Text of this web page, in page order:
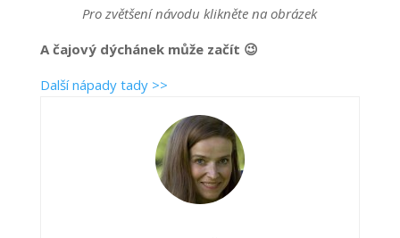
Pro zvětšení návodu klikněte na obrázek
A čajový dýchánek může začít 😉
Další nápady tady >>